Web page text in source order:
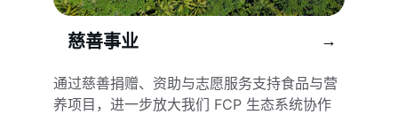
慈善事业
通过慈善捐赠、资助与志愿服务支持食品与营
养项目，进一步放大我们 FCP 生态系统协作
→